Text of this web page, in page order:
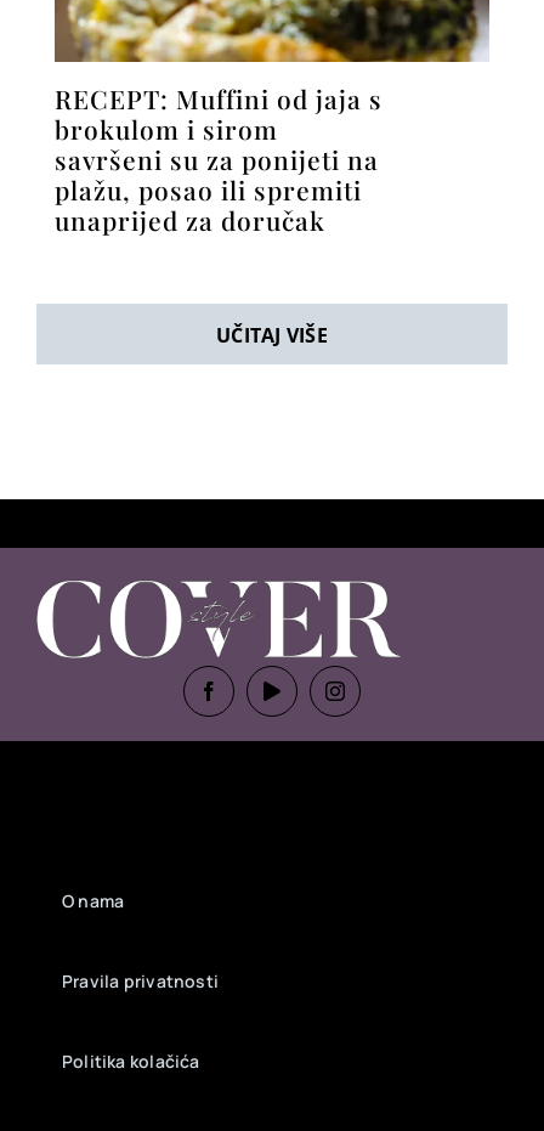
RECEPT: Muffini od jaja s
brokulom i sirom
savršeni su za ponijeti na
plažu, posao ili spremiti
unaprijed za doručak
UČITAJ VIŠE
O nama
Pravila privatnosti
Politika kolačića